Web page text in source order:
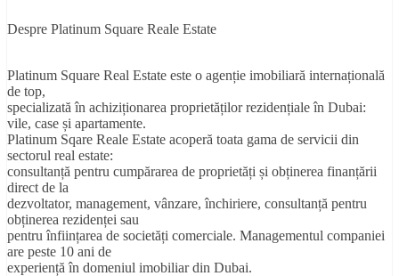
Despre Platinum Square Reale Estate
Platinum Square Real Estate este o agenție imobiliară internațională
de top,
specializată în achiziționarea proprietăților rezidențiale în Dubai:
vile, case și apartamente.
Platinum Sqare Reale Estate acoperă toata gama de servicii din
sectorul real estate:
consultanță pentru cumpărarea de proprietăți și obținerea finanțării
direct de la
dezvoltator, management, vânzare, închiriere, consultanță pentru
obținerea rezidenței sau
pentru înființarea de societăți comerciale. Managementul companiei
are peste 10 ani de
experiență în domeniul imobiliar din Dubai.